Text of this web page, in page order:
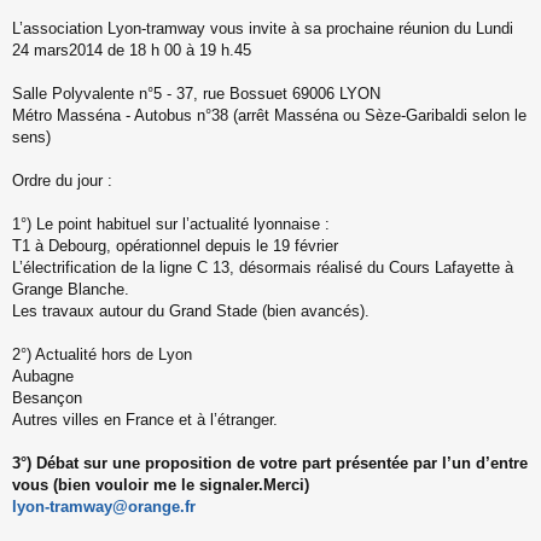
s
a
g
n
o
n
L’association Lyon-tramway vous invite à sa prochaine réunion du Lundi
24 mars2014 de 18 h 00 à 19 h.45
Salle Polyvalente n°5 - 37, rue Bossuet 69006 LYON
Métro Masséna - Autobus n°38 (arrêt Masséna ou Sèze-Garibaldi selon le
sens)
Ordre du jour :
1°) Le point habituel sur l’actualité lyonnaise :
T1 à Debourg, opérationnel depuis le 19 février
L’électrification de la ligne C 13, désormais réalisé du Cours Lafayette à
Grange Blanche.
Les travaux autour du Grand Stade (bien avancés).
2°) Actualité hors de Lyon
Aubagne
Besançon
Autres villes en France et à l’étranger.
3°) Débat sur une proposition de votre part présentée par l’un d’entre
vous (bien vouloir me le signaler.Merci)
lyon-tramway@orange.fr